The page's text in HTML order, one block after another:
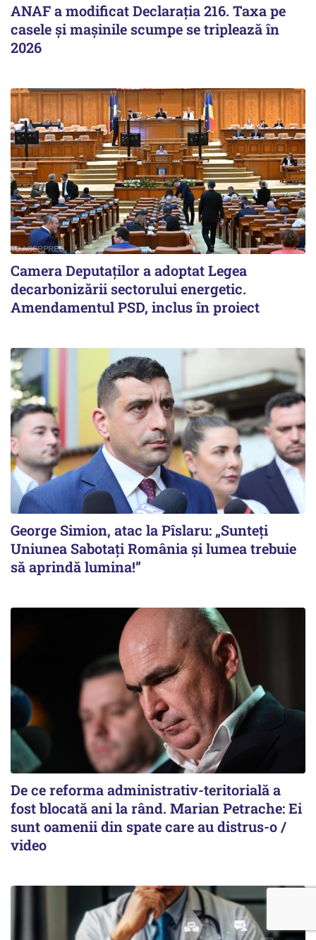
ANAF a modificat Declarația 216. Taxa pe
casele și mașinile scumpe se triplează în
2026
Camera Deputaților a adoptat Legea
decarbonizării sectorului energetic.
Amendamentul PSD, inclus în proiect
George Simion, atac la Pîslaru: „Sunteți
Uniunea Sabotați România și lumea trebuie
să aprindă lumina!”
De ce reforma administrativ-teritorială a
fost blocată ani la rând. Marian Petrache: Ei
sunt oamenii din spate care au distrus-o /
video